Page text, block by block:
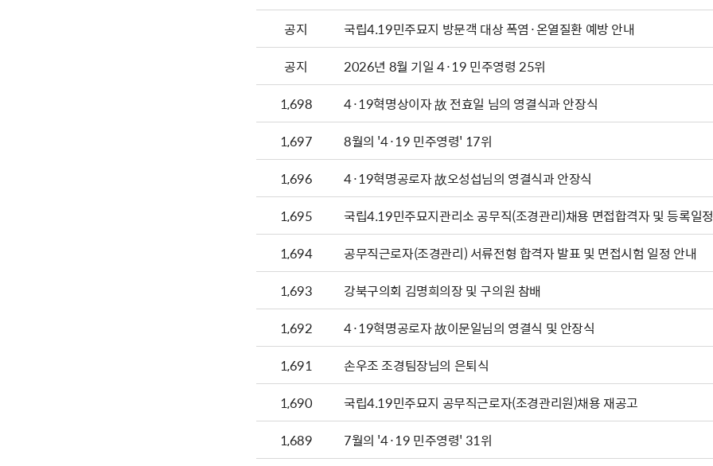
공지
국립4.19민주묘지 방문객 대상 폭염·온열질환 예방 안내
공지
2026년 8월 기일 4·19 민주영령 25위
1,698
4·19혁명상이자 故 전효일 님의 영결식과 안장식
1,697
8월의 '4·19 민주영령' 17위
1,696
4·19혁명공로자 故오성섭님의 영결식과 안장식
1,695
국립4.19민주묘지관리소 공무직(조경관리)채용 면접합격자 및 등록일
1,694
공무직근로자(조경관리) 서류전형 합격자 발표 및 면접시험 일정 안내
1,693
강북구의회 김명희의장 및 구의원 참배
1,692
4·19혁명공로자 故이문일님의 영결식 및 안장식
1,691
손우조 조경팀장님의 은퇴식
1,690
국립4.19민주묘지 공무직근로자(조경관리원)채용 재공고
1,689
7월의 '4·19 민주영령' 31위